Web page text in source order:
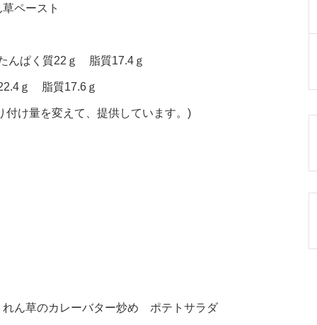
ペースト
んぱく質22ｇ 脂質17.4ｇ
ｇ 脂質17.6ｇ
付け量を変えて、提供しています。)
ん草のカレーバター炒め ポテトサラダ